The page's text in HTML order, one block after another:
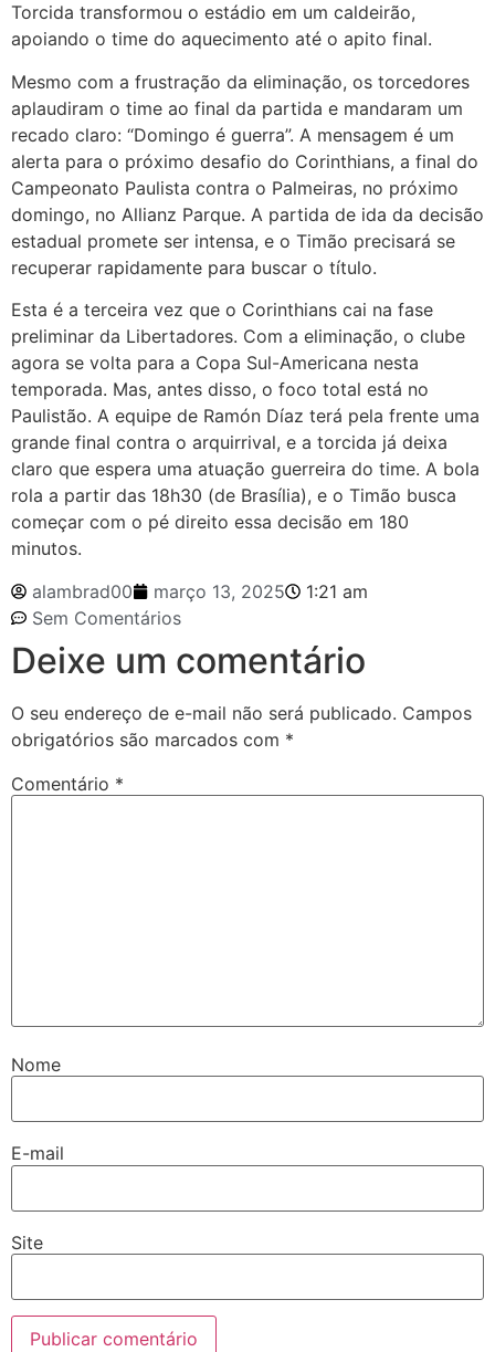
Torcida transformou o estádio em um caldeirão,
apoiando o time do aquecimento até o apito final.
Mesmo com a frustração da eliminação, os torcedores
aplaudiram o time ao final da partida e mandaram um
recado claro: “Domingo é guerra”. A mensagem é um
alerta para o próximo desafio do Corinthians, a final do
Campeonato Paulista contra o Palmeiras, no próximo
domingo, no Allianz Parque. A partida de ida da decisão
estadual promete ser intensa, e o Timão precisará se
recuperar rapidamente para buscar o título.
Esta é a terceira vez que o Corinthians cai na fase
preliminar da Libertadores. Com a eliminação, o clube
agora se volta para a Copa Sul-Americana nesta
temporada. Mas, antes disso, o foco total está no
Paulistão. A equipe de Ramón Díaz terá pela frente uma
grande final contra o arquirrival, e a torcida já deixa
claro que espera uma atuação guerreira do time. A bola
rola a partir das 18h30 (de Brasília), e o Timão busca
começar com o pé direito essa decisão em 180
minutos.
alambrad00
março 13, 2025
1:21 am
Sem Comentários
Deixe um comentário
O seu endereço de e-mail não será publicado. Campos
obrigatórios são marcados com *
Comentário *
Nome
E-mail
Site